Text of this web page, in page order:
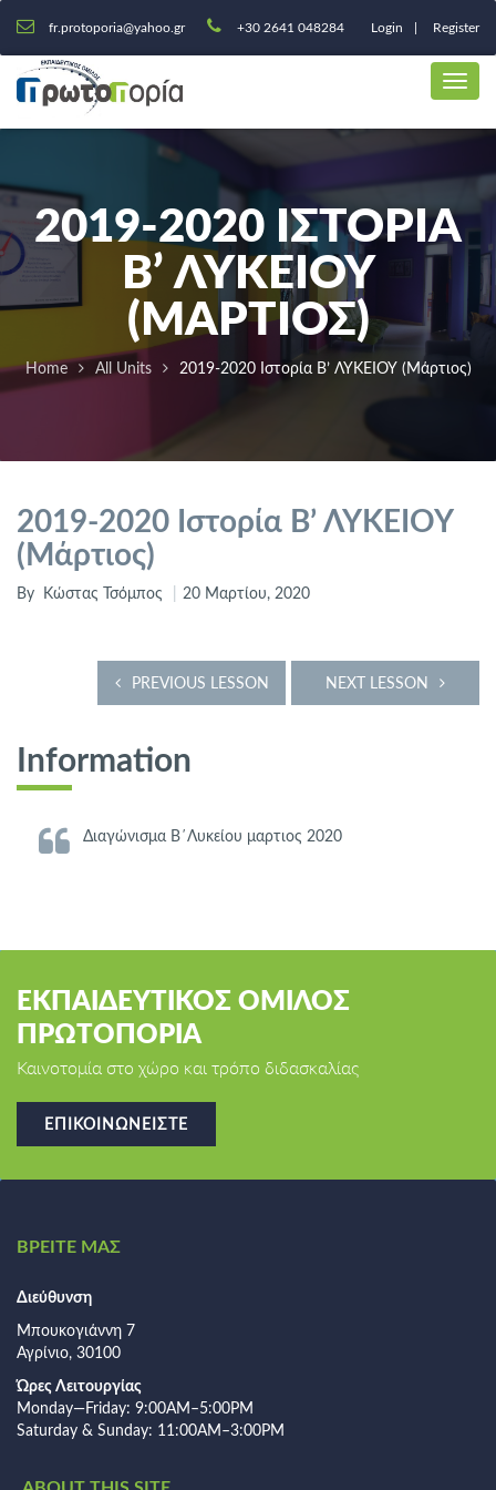
fr.protoporia@yahoo.gr +30 2641 048284 Login Register
2019-2020 ΙΣΤΟΡΊΑ
Β’ ΛΥΚΕΙΟΥ
(ΜΆΡΤΙΟΣ)
Home All Units 2019-2020 Ιστορία Β’ ΛΥΚΕΙΟΥ (Μάρτιος)
2019-2020 Ιστορία Β’ ΛΥΚΕΙΟΥ
(Μάρτιος)
By Κώστας Τσόμπος 20 Μαρτίου, 2020
NEXT LESSON
PREVIOUS LESSON
Information
Διαγώνισμα Β΄Λυκείου μαρτιος 2020
ΕΚΠΑΙΔΕΥΤΙΚΟΣ ΟΜΙΛΟΣ
ΠΡΩΤΟΠΟΡΙΑ
Καινοτομία στο χώρο και τρόπο διδασκαλίας
ΕΠΙΚΟΙΝΩΝΕΊΣΤΕ
ΒΡΕΙΤΕ ΜΑΣ
Διεύθυνση
Μπουκογιάννη 7
Αγρίνιο, 30100
Ώρες Λειτουργίας
Monday—Friday: 9:00AM–5:00PM
Saturday & Sunday: 11:00AM–3:00PM